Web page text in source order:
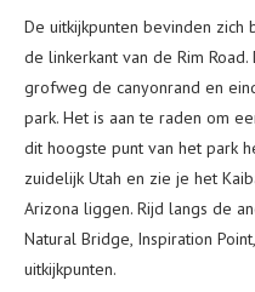
De uitkijkpunten bevinden zich
de linkerkant van de Rim
grofweg de canyonrand en
park. Het is aan te raden om
dit hoogste punt van het park
zuidelijk Utah en zie je het
Arizona liggen. Rijd langs de
Natural Bridge, Inspiration
uitkijkpunten.